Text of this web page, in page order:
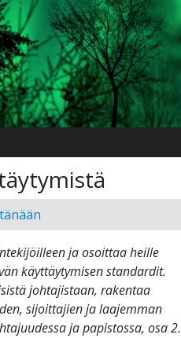
Video
ja osoittaa heille
käyttäytymisen standardit.
johtajistaan, rakentaa
sijoittajien ja laajemman
ja papistossa, osa 2.